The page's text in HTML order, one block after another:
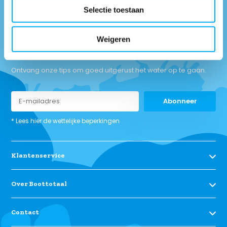
Selectie toestaan
Weigeren
Ontvang onze tips om goed uitgerust het water op te gaan.
Abonneer
* Lees hier de wettelijke beperkingen
Klantenservice
Over Boottotaal
Contact